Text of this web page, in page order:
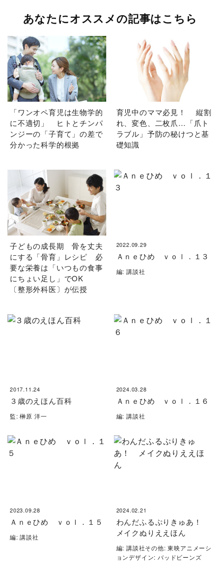
あなたにオススメの記事はこちら
「ワンオペ育児は生物学的
に不適切」 ヒトとチンパ
ンジーの「子育て」の差で
分かった科学的根拠
育児中のママ必見！ 縦割
れ、変色、二枚爪…「爪ト
ラブル」予防の秘けつと基
礎知識
子どもの成長期 骨を丈夫
にする「骨育」レシピ 必
要な栄養は「いつもの食事
にちょい足し」でOK
〔整形外科医〕が伝授
2022.09.29
Ａｎｅひめ ｖｏｌ．１３
編: 講談社
2017.11.24
３歳のえほん百科
監: 榊原 洋一
2024.03.28
Ａｎｅひめ ｖｏｌ．１６
編: 講談社
2023.09.28
Ａｎｅひめ ｖｏｌ．１５
編: 講談社
2024.02.21
わんだふるぷりきゅあ！
メイクぬりええほん
編: 講談社その他: 東映アニメーシ
ョンデザイン: バッドビーンズ